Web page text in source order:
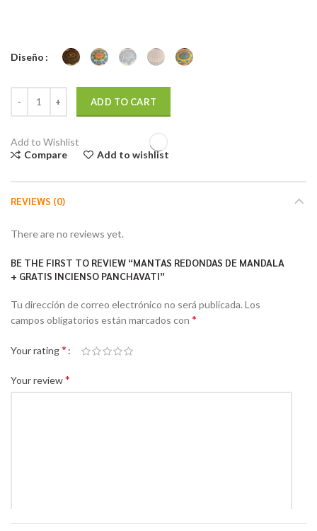
Diseño
ADD TO CART
Add to Wishlist
Compare
Add to wishlist
REVIEWS (0)
There are no reviews yet.
BE THE FIRST TO REVIEW “MANTAS REDONDAS DE MANDALA
+ GRATIS INCIENSO PANCHAVATI”
Tu dirección de correo electrónico no será publicada. Los
campos obligatorios están marcados con *
Your rating*
Your review*